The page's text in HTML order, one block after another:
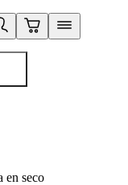
en seco